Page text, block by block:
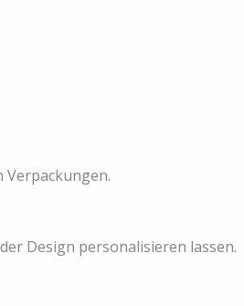
Design personalisieren lassen.